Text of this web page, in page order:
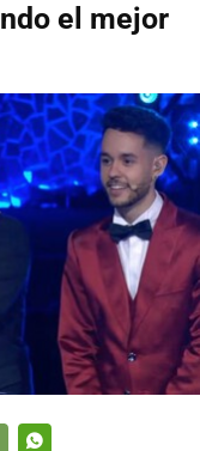
el mejor